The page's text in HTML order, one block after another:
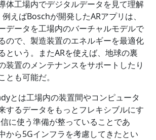
体工場内でデジタルデータを見て理解
えばBoschが開発したARアプリは、
データを工場内のバーチャルモデルで
ので、製造装置のエネルギーを最適化
という。またARを使えば、地球の裏
装置のメンテナンスをサポートしたり
とも可能だ。
とは工場内の装置間やコンピュータ
するデータをもっとフレキシブルにす
に使う準備が整っていることであ
から5Gインフラを考慮してきたとい